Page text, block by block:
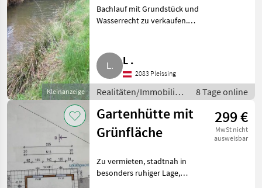
Kleinanzeige
Bachlauf mit Grundstück und
Wasserrecht zu verkaufen.
Retz. Realitäten/Immobilien
Sonstige Immobilien
L .
2083 Pleissing
Realitäten/Immobilien
/ Sonstige Immobilien
8 Tage online
Gartenhütte mit
Grünfläche
299 €
MwSt nicht
ausweisbar
Zu vermieten, stadtnah in
besonders ruhiger Lage,